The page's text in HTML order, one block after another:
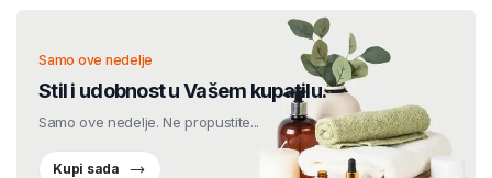
Samo ove nedelje
Stil i udobnost u Vašem kupatilu.
Samo ove nedelje. Ne propustite...
Kupi sada